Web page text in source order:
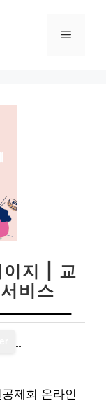
메
이지 | 교
비스
제회 온라인